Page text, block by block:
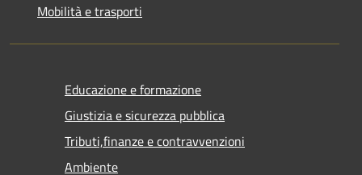
Mobilità e trasporti
Educazione e formazione
Giustizia e sicurezza pubblica
Tributi,finanze e contravvenzioni
Ambiente